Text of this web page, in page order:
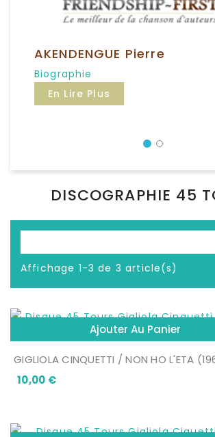
AKENDENGUE Pierre
Biographie
En Lire Plus
DISCOGRAPHIE 45
Affichage 1-3 de 3 article(s)
Ajouter Au Panier
GIGLIOLA CINQUETTI / NON HO L'ETA
10,00 €Prix